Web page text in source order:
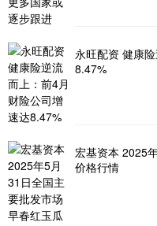
永旺配资 健康
8.47%
宏基资本 2025
价格行情